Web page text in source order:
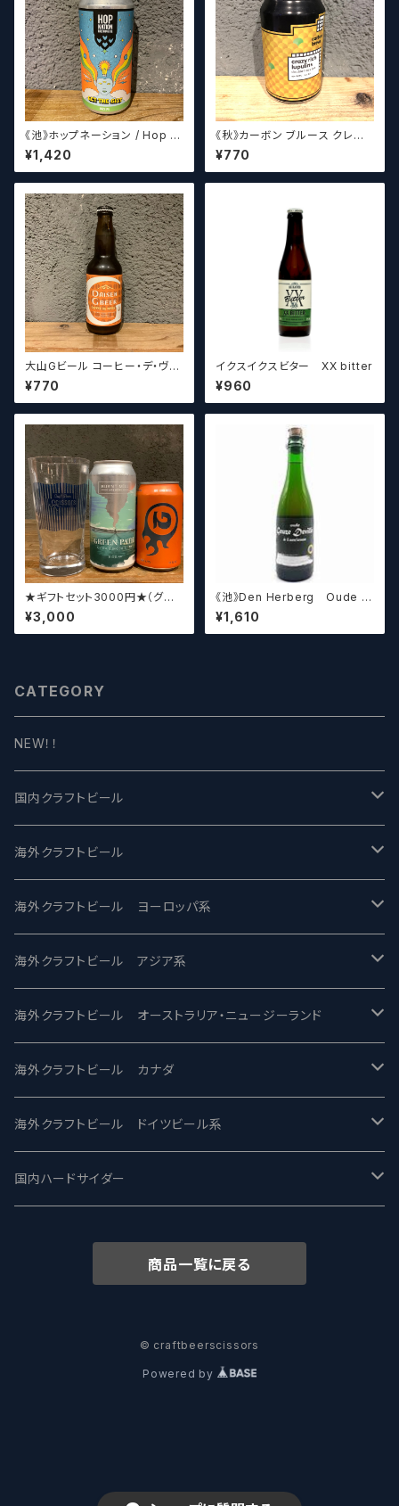
《池》ホップネーション / Hop N
ation Get The Gist
¥1,420
《秋》カーボン ブルース クレイ
ジーリッチルプリンズ Carbo
n Brews Crazy rich Lupulin
s【クラフトビール】
¥770
大山Gビール コーヒー・デ・ヴァ
イス【クラフトビール】
¥770
イクスイクスビター XX bitter
¥960
★ギフトセット3000円★（グラ
スセット）【クラフトビール】
¥3,000
《池》Den Herberg Oude G
euze Deville a L'acienne
デンヘルベルグ
¥1,610
CATEGORY
NEW！！
国内クラフトビール
UCHU BREWING -うちゅうブルーイング
バテレ -VERTERE
2nd Story Ale Works -セカンドストーリー
ビアへるん - Beer Hearn
忽布古丹醸造 - HOP KOTAN
ワイマーケットブルーイング Y.Market Brewing
志賀高原ビール - SIGAKOGEN
箕面ビール - MINOH BEER
サンクトガーレン - Sankt Gallen
海外クラフトビール
Modern Times モダンタイムズ
Maui マウイ
Toppling Goliath トップリンゴライアス
Fair State フェアステイト
Lagunitas ラグニタス
FirestoneWalker ファイアストーン
Mikkeller ミッケラー
Hop Nation ホップネーション
海外クラフトビール ヨーロッパ系
UnBarred -アンバード
SAIREN /サイレン
ワイルドチャイルド - Wilde Child
BrewDog Brewery - ブリュードッグ
The Flying Inn / ザ フライイング イン
Lambiek Fabriek - ファブリーク
海外クラフトビール アジア系
gweilo-鬼佬 グウァイロ
Heart Of Darkness - ハートオブダークネス
Carbon brews -カーボン
TAIHU - タイフー
Behemoth - ベヒーモス
海外クラフトビール オーストラリア・ニュージーランド
ROCKY RIDGE - ロッキーリッジ
BODRIGGY BREWING ボッドリッジー
CO-CONSPIRATORS コ・コンスピレーターズ
Deep Creek Brewing Co.
8 Wired エイトワイアード
海外クラフトビール カナダ
Jackie O's ジャッキーオーズ
Westbrook ウェストブルック
Strathcona ストラスコナ
ODIN BREWING オディン
海外クラフトビール ドイツビール系
Karmeliten カーメリテン
Früh フリュー
国内ハードサイダー
商品一覧に戻る
© craftbeerscissors
Powered by